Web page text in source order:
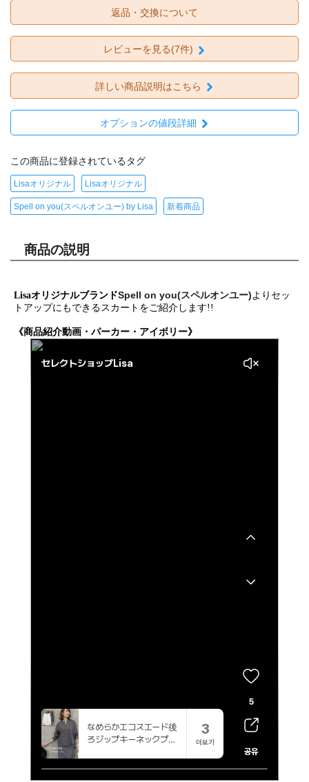
返品・交換について
レビューを見る(7件)
詳しい商品説明はこちら
オプションの値段詳細
この商品に登録されているタグ
Lisaオリジナル Lisaオリジナル
Spell on you(スペルオンユー) by Lisa 新着商品
商品の説明
LisaオリジナルブランドSpell on you(スペルオンユー) よりセッ
トアップにもできるスカートをご紹介します!!
《商品紹介動画・パーカー・アイボリー》